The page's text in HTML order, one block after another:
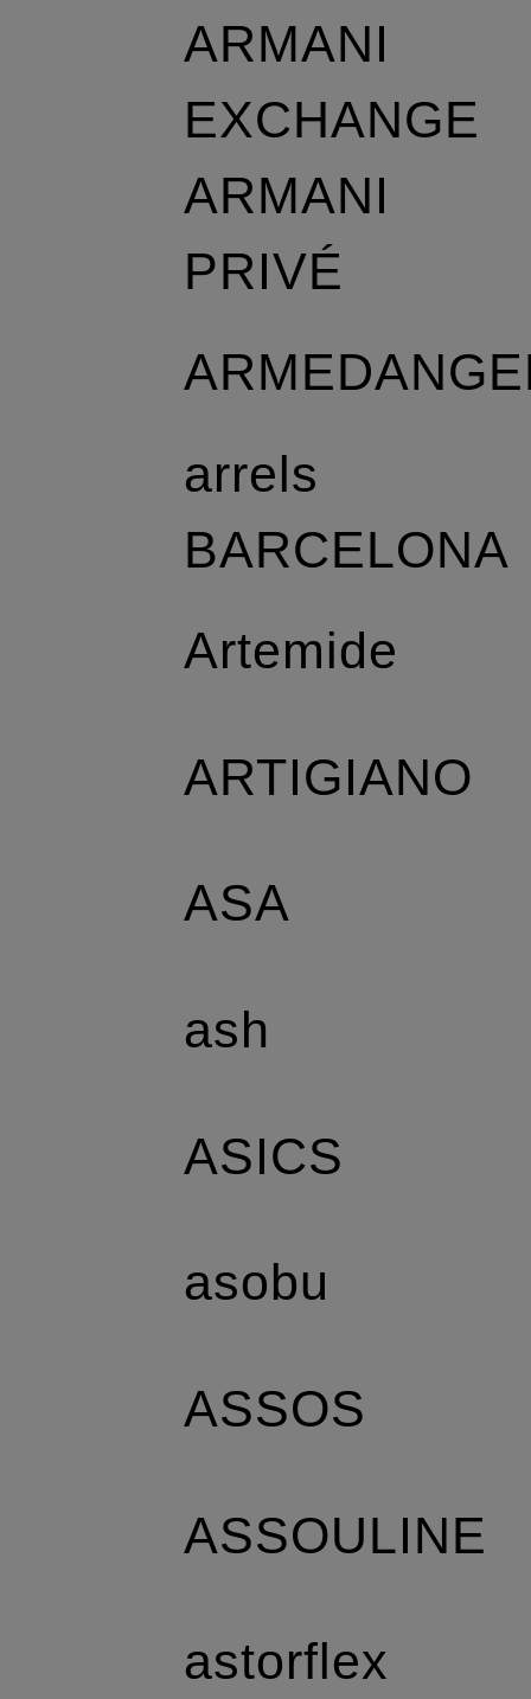
ARMANI
EXCHANGE
ARMANI
PRIVÉ
arrels
BARCELONA
Artemide
ARTIGIANO
ASA
ash
ASICS
asobu
ASSOS
ASSOULINE
astorflex